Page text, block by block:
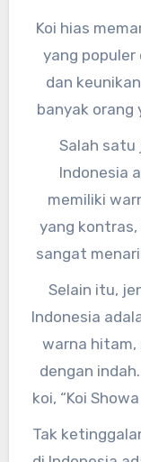
Koi hias
yang populer
dan
banyak orang
jenis ikan ini
Namun,
jenis koi
Salah satu
Indonesia
memiliki
yang
sangat
hias, Bapak
salah satu
Indonesia
Selain itu,
Indonesia
warna hitam,
dengan
koi, “Koi
Tak